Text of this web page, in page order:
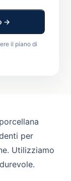
→
il piano di
per
Utilizziamo